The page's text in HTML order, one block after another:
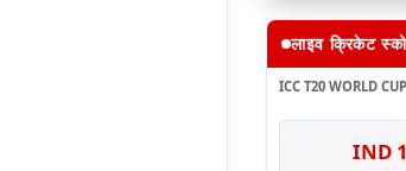
लाइव क्रिकेट
ICC T20 WORLD CUP
IND